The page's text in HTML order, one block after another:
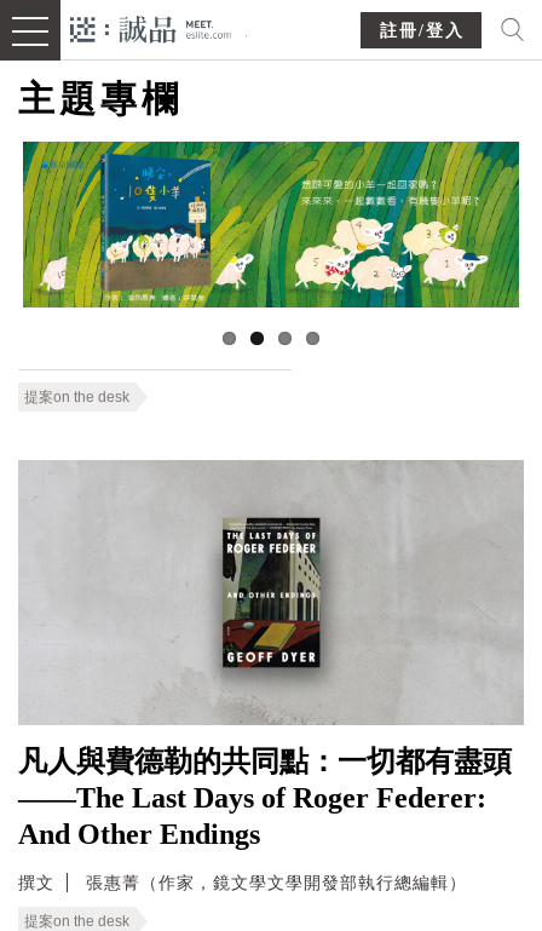
註冊/登入
主題專欄
提案on the desk
凡人與費德勒的共同點：一切都有盡頭
——The Last Days of Roger Federer:
And Other Endings
撰文 張惠菁（作家，鏡文學文學開發部執行總編輯）
提案on the desk